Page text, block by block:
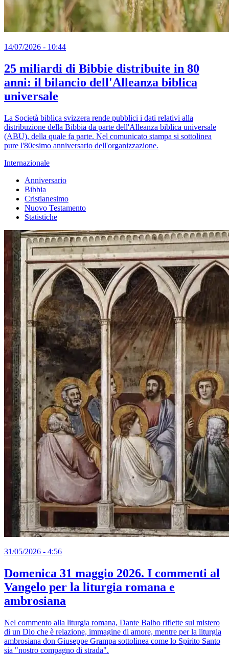
14/07/2026 - 10:44
25 miliardi di Bibbie distribuite in 80
anni: il bilancio dell'Alleanza biblica
universale
La Società biblica svizzera rende pubblici i dati relativi alla
distribuzione della Bibbia da parte dell'Alleanza biblica universale
(ABU), della quale fa parte. Nel comunicato stampa si sottolinea
pure l'80esimo anniversario dell'organizzazione.
Internazionale
Anniversario
Bibbia
Cristianesimo
Nuovo Testamento
Statistiche
31/05/2026 - 4:56
Domenica 31 maggio 2026. I commenti al
Vangelo per la liturgia romana e
ambrosiana
Nel commento alla liturgia romana, Dante Balbo riflette sul mistero
di un Dio che è relazione, immagine di amore, mentre per la liturgia
ambrosiana don Giuseppe Grampa sottolinea come lo Spirito Santo
sia "nostro compagno di strada".